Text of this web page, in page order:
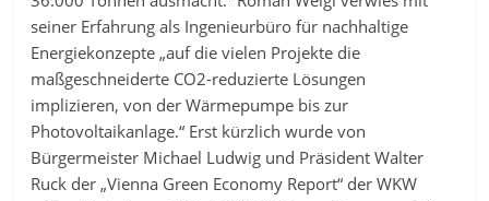
seiner Erfahrung als Ingenieurbüro für nachhaltige
Energiekonzepte „auf die vielen Projekte die
maßgeschneiderte CO2-reduzierte Lösungen
implizieren, von der Wärmepumpe bis zur
Photovoltaikanlage.“ Erst kürzlich wurde von
Bürgermeister Michael Ludwig und Präsident Walter
Ruck der „Vienna Green Economy Report“ der WKW